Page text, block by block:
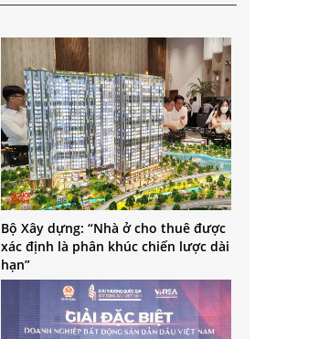
Bộ Xây dựng: “Nhà ở cho thuê được
xác định là phân khúc chiến lược dài
hạn”